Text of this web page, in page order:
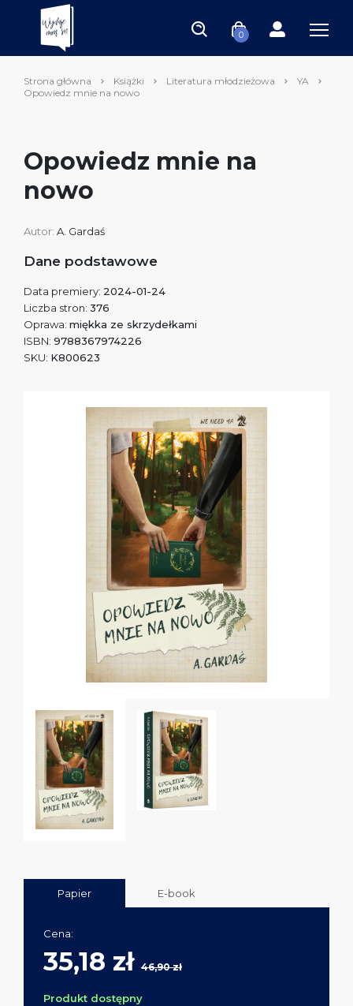
0
Strona główna Książki Literatura młodzieżowa
YA
Opowiedz mnie na nowo
Opowiedz mnie na
nowo
Autor: A. Gardaś
Dane podstawowe
Data premiery: 2024-01-24
Liczba stron: 376
Oprawa: miękka ze skrzydełkami
ISBN: 9788367974226
SKU: K800623
Papier E-book
Cena:
35,18 zł 46,90 zł
Produkt dostępny